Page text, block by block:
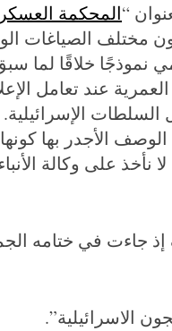
المحكمة
مختلف الصياغات
نموذجًا خلاقًا لما
عند تعامل
الإسرائيلية.
الأجدر بها كونها
على وكالة
إذ جاءت في ختامه
الاسرائيلية”.